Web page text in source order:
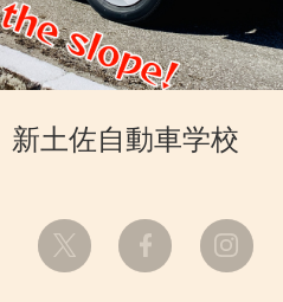
土佐自動車学校